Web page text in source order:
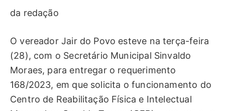
da redação
O vereador Jair do Povo esteve na terça-feira
(28), com o Secretário Municipal Sinvaldo
Moraes, para entregar o requerimento
168/2023, em que solicita o funcionamento do
Centro de Reabilitação Física e Intelectual